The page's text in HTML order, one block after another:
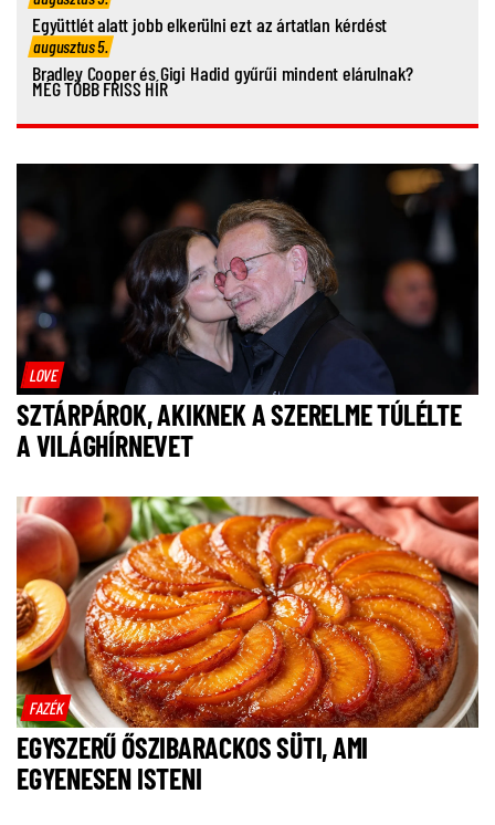
Együttlét alatt jobb elkerülni ezt az ártatlan kérdést
augusztus 5.
Bradley Cooper és Gigi Hadid gyűrűi mindent elárulnak?
MÉG TÖBB FRISS HÍR
LOVE
SZTÁRPÁROK, AKIKNEK A SZERELME TÚLÉLTE
A VILÁGHÍRNEVET
FAZÉK
EGYSZERŰ ŐSZIBARACKOS SÜTI, AMI
EGYENESEN ISTENI